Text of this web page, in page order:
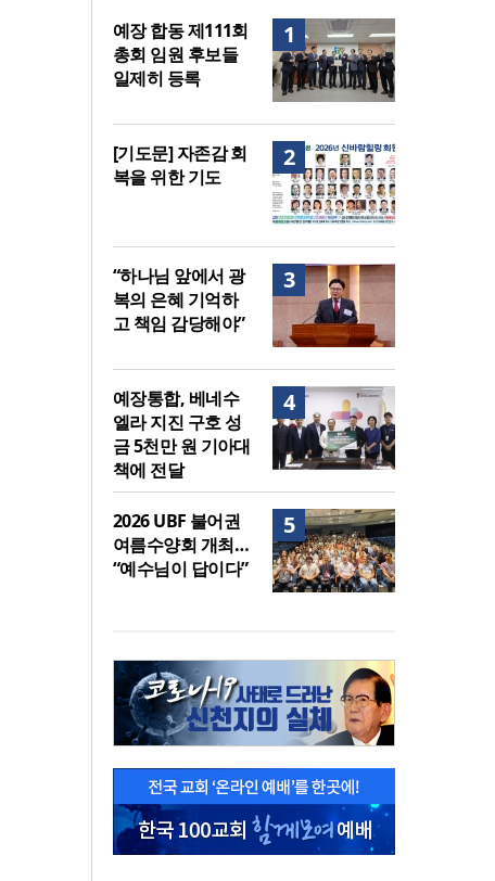
ACSI 국제 기독교사 자격 과정
신설
“하나님 앞에서 광복의 은혜 기
억하고 책임 감당해야”
1
예장 합동 제111회
총회 임원 후보들
일제히 등록
2
[기도문] 자존감 회
복을 위한 기도
3
“하나님 앞에서 광
복의 은혜 기억하
고 책임 감당해야”
4
예장통합, 베네수
엘라 지진 구호 성
금 5천만 원 기아대
책에 전달
5
2026 UBF 불어권
여름수양회 개최…
“예수님이 답이다”